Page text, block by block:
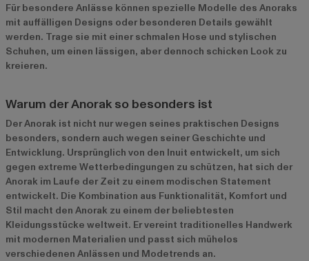
Für besondere Anlässe können spezielle Modelle des Anoraks
mit auffälligen Designs oder besonderen Details gewählt
werden. Trage sie mit einer schmalen Hose und stylischen
Schuhen, um einen lässigen, aber dennoch schicken Look zu
kreieren.
Warum der Anorak so besonders ist
Der Anorak ist nicht nur wegen seines praktischen Designs
besonders, sondern auch wegen seiner Geschichte und
Entwicklung. Ursprünglich von den Inuit entwickelt, um sich
gegen extreme Wetterbedingungen zu schützen, hat sich der
Anorak im Laufe der Zeit zu einem modischen Statement
entwickelt. Die Kombination aus Funktionalität, Komfort und
Stil macht den Anorak zu einem der beliebtesten
Kleidungsstücke weltweit. Er vereint traditionelles Handwerk
mit modernen Materialien und passt sich mühelos
verschiedenen Anlässen und Modetrends an.